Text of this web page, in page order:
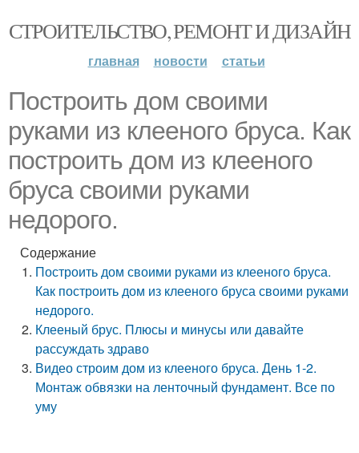
СТРОИТЕЛЬСТВО, РЕМОНТ И ДИЗАЙН
главная новости статьи
Построить дом своими
руками из клееного бруса. Как
построить дом из клееного
бруса своими руками
недорого.
Содержание
Построить дом своими руками из клееного бруса.
Как построить дом из клееного бруса своими руками
недорого.
Клееный брус. Плюсы и минусы или давайте
рассуждать здраво
Видео строим дом из клееного бруса. День 1-2.
Монтаж обвязки на ленточный фундамент. Все по
уму